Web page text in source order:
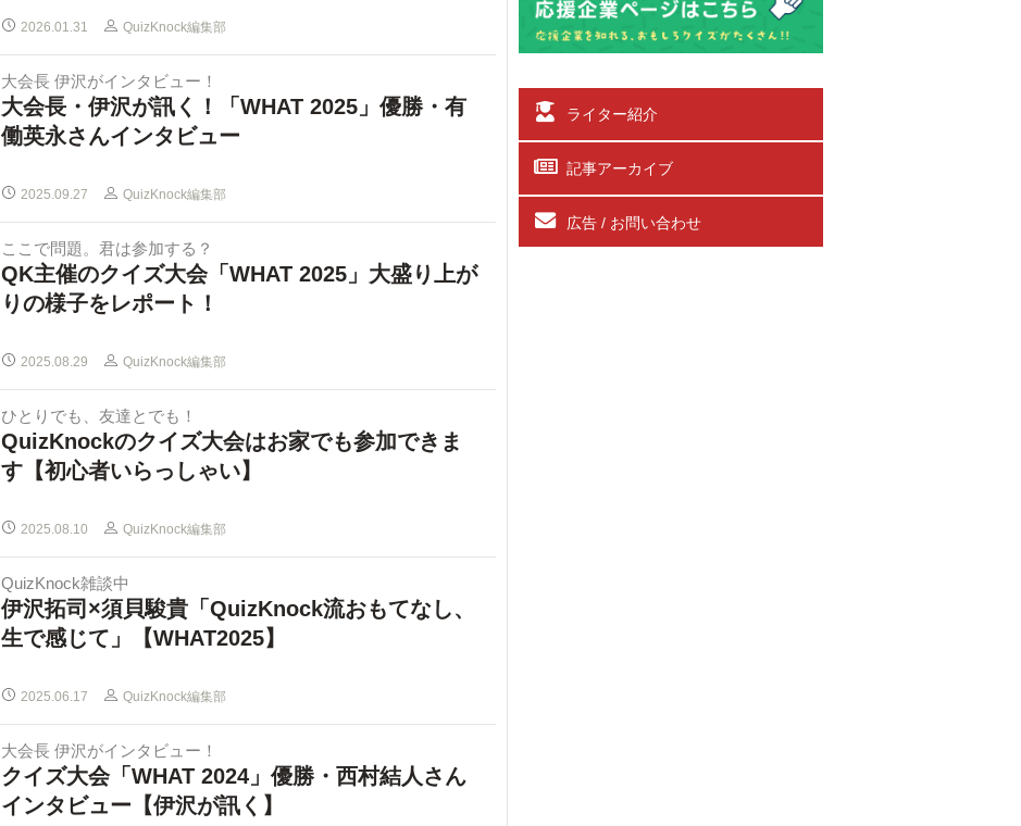
2026.01.31 QuizKnock編集部
大会長 伊沢がインタビュー！
大会長・伊沢が訊く！「WHAT 2025」優勝・有
働英永さんインタビュー
2025.09.27 QuizKnock編集部
ここで問題。君は参加する？
QK主催のクイズ大会「WHAT 2025」大盛り上が
りの様子をレポート！
2025.08.29 QuizKnock編集部
ひとりでも、友達とでも！
QuizKnockのクイズ大会はお家でも参加できま
す【初心者いらっしゃい】
2025.08.10 QuizKnock編集部
QuizKnock雑談中
伊沢拓司×須貝駿貴「QuizKnock流おもてなし、
生で感じて」【WHAT2025】
2025.06.17 QuizKnock編集部
大会長 伊沢がインタビュー！
クイズ大会「WHAT 2024」優勝・西村結人さん
インタビュー【伊沢が訊く】
ライター紹介
記事アーカイブ
広告 / お問い合わせ